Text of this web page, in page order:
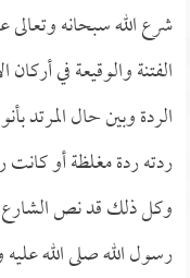
شرع الله سبحانه
الفتنة والوقيعة في
الردة وبين حال المرتد
ردته ردة مغلظة أو
وكل ذلك قد نص الشارع
رسول الله صلى الله